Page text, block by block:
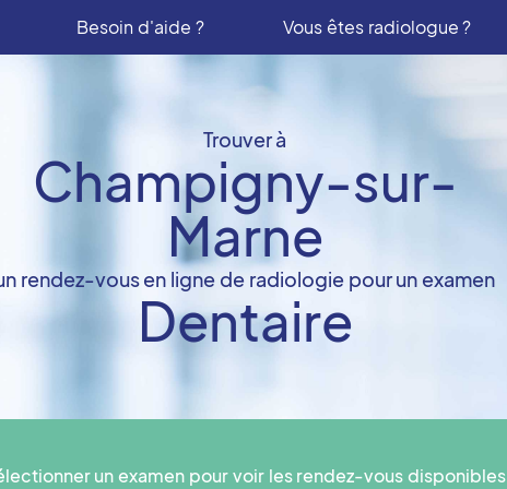
Besoin d'aide ? Vous êtes radiologue ?
Trouver à
Champigny-sur-
Marne
rendez-vous en ligne de radiologie pour un examen
Dentaire
un examen pour voir les rendez-vous disponibles